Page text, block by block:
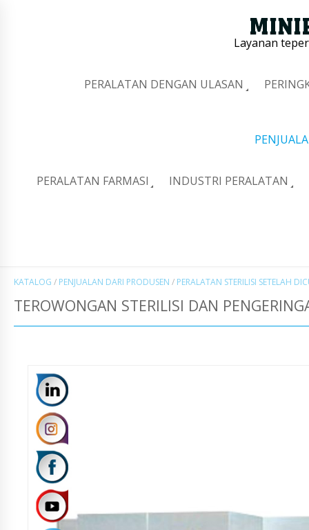
Layanan
PERALATAN DENGAN ULASAN
PERALATAN FARMASI INDUSTRI PERALATAN
KATALOG / PENJUALAN DARI PRODUSEN / PERALATAN STERILISI SETELAH
TEROWONGAN STERILISI DAN